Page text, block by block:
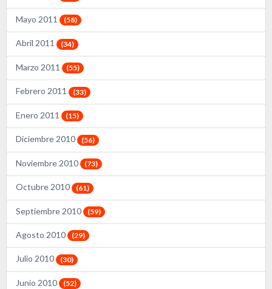
Mayo 2011 (58)
Abril 2011 (34)
Marzo 2011 (55)
Febrero 2011 (33)
Enero 2011 (15)
Diciembre 2010 (56)
Noviembre 2010 (73)
Octubre 2010 (61)
Septiembre 2010 (59)
Agosto 2010 (29)
Julio 2010 (30)
Junio 2010 (52)